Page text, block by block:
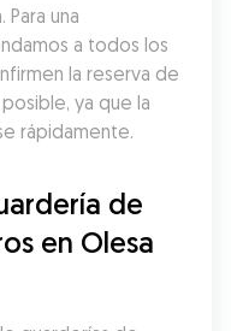
una
a todos los
la reserva de
ya que la
rápidamente.
de
en Olesa